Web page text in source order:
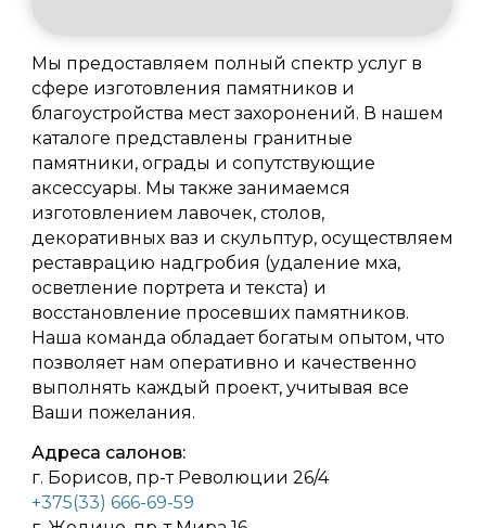
Мы предоставляем полный спектр услуг в
сфере изготовления памятников и
благоустройства мест захоронений. В нашем
каталоге представлены гранитные
памятники, ограды и сопутствующие
аксессуары. Мы также занимаемся
изготовлением лавочек, столов,
декоративных ваз и скульптур, осуществляем
реставрацию надгробия (удаление мха,
осветление портрета и текста) и
восстановление просевших памятников.
Наша команда обладает богатым опытом, что
позволяет нам оперативно и качественно
выполнять каждый проект, учитывая все
Ваши пожелания.
Адреса салонов:
г. Борисов, пр-т Революции 26/4
+375(33) 666-69-59